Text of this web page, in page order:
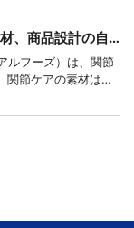
AL-FOODSの関節ケアの新素材、商品設計の自由度の高さ強み
ルフーズ）は、関節
関節ケアの素材は、
る。新素材は、低用